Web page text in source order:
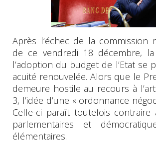
Après l’échec de la commission
de ce vendredi 18 décembre,
l’adoption du budget de l’Etat se
acuité renouvelée. Alors que le
demeure hostile au recours à
3, l’idée d’une « ordonnance
Celle-ci paraît toutefois contraire
parlementaires et
élémentaires.